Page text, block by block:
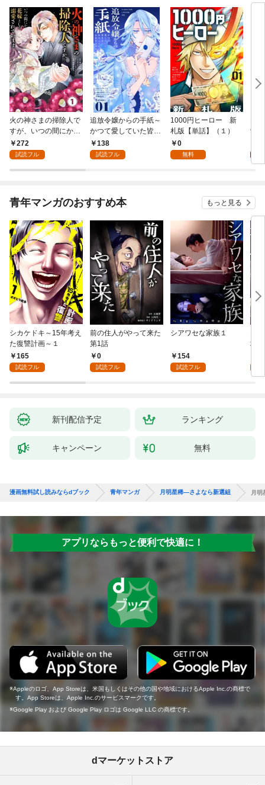
火の神さまの掃除人で
すが、いつの間にか花
嫁として溺愛されてい
ます【単話】（１）
272
試読フル
追放令嬢からの手紙～
かつて愛していた皆さ
まへ 私のことなどお忘
れですか？～【単話】
138
試読フル
1000円ヒーロー 新
札版【単話】（１）
0
無料
9.5
青年マンガのおすすめ本 もっと見る
シカケドキ～15年考え
た復讐計画～１
165
試読フル
前の住人がやって来た
第1話
0
試読フル
シアワセな家族１
154
試読フル
地
新刊配信予定 ランキング
キャンペーン 無料
漫画無料試し読みならdブック 青年マンガ 月明星稀―さよなら新選組 月
アプリならもっと便利で快適に！
Appleのロゴ、App Storeは、米国もしくはその他の国や地域におけるApple Inc.の商標で
す。App Storeは、Apple Inc.のサービスマークです。
Google Play および Google Play ロゴは Google LLC の商標です。
dマーケットストア